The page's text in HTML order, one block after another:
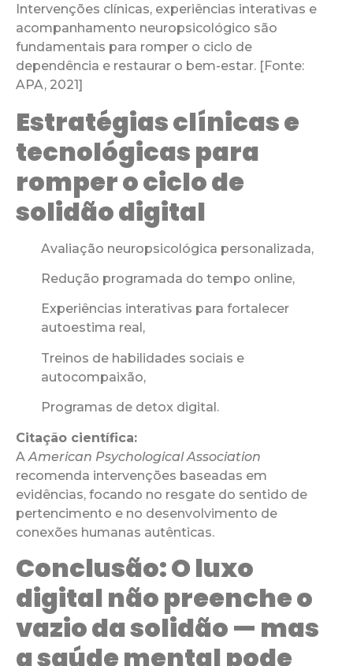
Intervenções clínicas, experiências interativas e
acompanhamento neuropsicológico são
fundamentais para romper o ciclo de
dependência e restaurar o bem-estar. [Fonte:
APA, 2021]
Estratégias clínicas e
tecnológicas para
romper o ciclo de
solidão digital
Avaliação neuropsicológica personalizada,
Redução programada do tempo online,
Experiências interativas para fortalecer
autoestima real,
Treinos de habilidades sociais e
autocompaixão,
Programas de detox digital.
Citação científica:
A American Psychological Association
recomenda intervenções baseadas em
evidências, focando no resgate do sentido de
pertencimento e no desenvolvimento de
conexões humanas autênticas.
Conclusão: O luxo
digital não preenche o
vazio da solidão — mas
a saúde mental pode